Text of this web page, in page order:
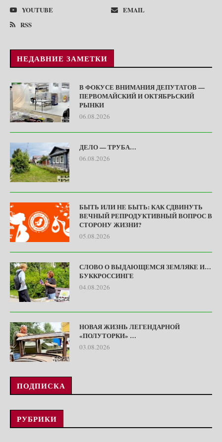
YOUTUBE
EMAIL
RSS
НЕДАВНИЕ ЗАМЕТКИ
В ФОКУСЕ ВНИМАНИЯ ДЕПУТАТОВ —
ПЕРВОМАЙСКИЙ И ОКТЯБРЬСКИЙ
РЫНКИ
06.08.2026
ДЕЛО — ТРУБА…
06.08.2026
БЫТЬ ИЛИ НЕ БЫТЬ: КАК СДВИНУТЬ
ВЕЧНЫЙ РЕПРОДУКТИВНЫЙ ВОПРОС В
СТОРОНУ ЖИЗНИ?
05.08.2026
СЛОВО О ВЫДАЮЩЕМСЯ ЗЕМЛЯКЕ И…
БУККРОССИНГЕ
04.08.2026
НОВАЯ ЖИЗНЬ ЛЕГЕНДАРНОЙ
«ПОЛУТОРКИ» …
03.08.2026
ПОДПИСКА
РУБРИКИ